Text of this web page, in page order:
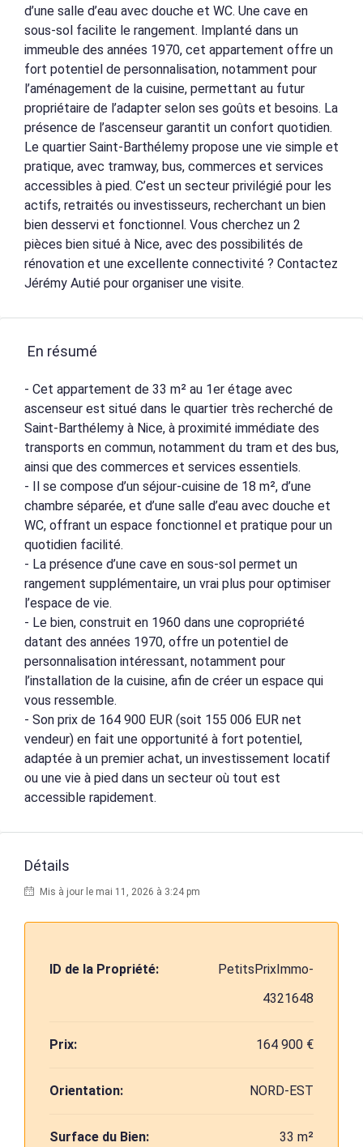
d’une salle d’eau avec douche et WC. Une cave en
sous-sol facilite le rangement. Implanté dans un
immeuble des années 1970, cet appartement offre un
fort potentiel de personnalisation, notamment pour
l’aménagement de la cuisine, permettant au futur
propriétaire de l’adapter selon ses goûts et besoins. La
présence de l’ascenseur garantit un confort quotidien.
Le quartier Saint-Barthélemy propose une vie simple et
pratique, avec tramway, bus, commerces et services
accessibles à pied. C’est un secteur privilégié pour les
actifs, retraités ou investisseurs, recherchant un bien
bien desservi et fonctionnel. Vous cherchez un 2
pièces bien situé à Nice, avec des possibilités de
rénovation et une excellente connectivité ? Contactez
Jérémy Autié pour organiser une visite.
En résumé
- Cet appartement de 33 m² au 1er étage avec
ascenseur est situé dans le quartier très recherché de
Saint-Barthélemy à Nice, à proximité immédiate des
transports en commun, notamment du tram et des bus,
ainsi que des commerces et services essentiels.
- Il se compose d’un séjour-cuisine de 18 m², d’une
chambre séparée, et d’une salle d’eau avec douche et
WC, offrant un espace fonctionnel et pratique pour un
quotidien facilité.
- La présence d’une cave en sous-sol permet un
rangement supplémentaire, un vrai plus pour optimiser
l’espace de vie.
- Le bien, construit en 1960 dans une copropriété
datant des années 1970, offre un potentiel de
personnalisation intéressant, notamment pour
l’installation de la cuisine, afin de créer un espace qui
vous ressemble.
- Son prix de 164 900 EUR (soit 155 006 EUR net
vendeur) en fait une opportunité à fort potentiel,
adaptée à un premier achat, un investissement locatif
ou une vie à pied dans un secteur où tout est
accessible rapidement.
Détails
Mis à jour le mai 11, 2026 à 3:24 pm
ID de la Propriété:
PetitsPrixImmo-
4321648
Prix: 164 900 €
Orientation: NORD-EST
Surface du Bien: 33 m²